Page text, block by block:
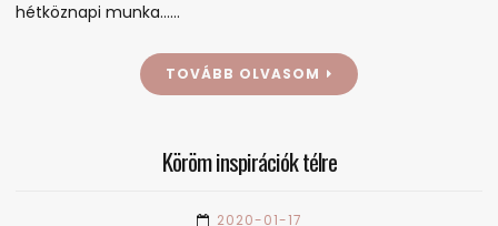
hétköznapi munka……
TOVÁBB OLVASOM
Köröm inspirációk télre
2020-01-17